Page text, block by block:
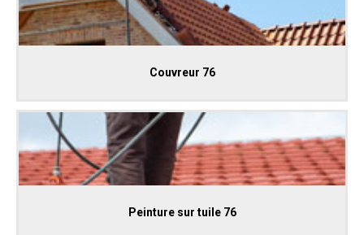
Couvreur 76
Peinture sur tuile 76